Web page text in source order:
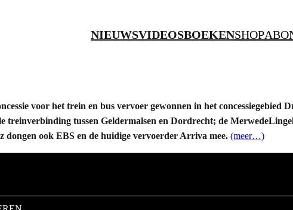
NIEUWSVIDEOSBOEKENSHOP
voor het trein en bus vervoer gewonnen in het
treinverbinding tussen Geldermalsen en Dordrecht; de
ook EBS en de huidige vervoerder Arriva mee. (meer…)